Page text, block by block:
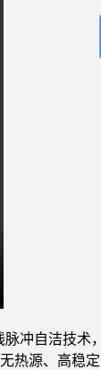
冲自洁技术
热源、高稳